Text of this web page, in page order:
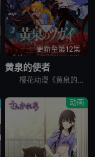
更新至第12集
黄泉的使者
樱花动漫《黄泉的使者》讲述了，月落和亚晨是一对双胞胎兄妹，他们在一个与世隔绝的深山小村落里出生，被称为“分隔夜与昼的双子”。他们拥有获得特殊力量的资格，一场围绕他们的双使战斗也随之展开。 &nbs
动画